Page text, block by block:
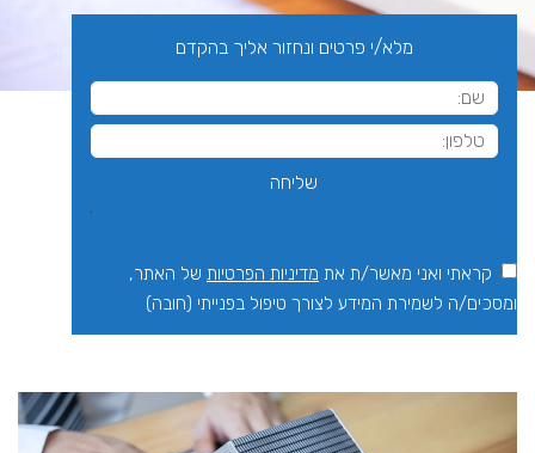
מלא/י פרטים ונחזור אליך בהקדם
קראתי ואני מאשר/ת את מדיניות הפרטיות של האתר,
ומסכים/ה לשמירת המידע לצורך טיפול בפנייתי (חובה)